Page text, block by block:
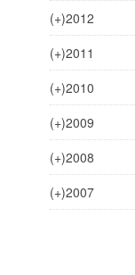
(+)2012
(+)2011
(+)2010
(+)2009
(+)2008
(+)2007